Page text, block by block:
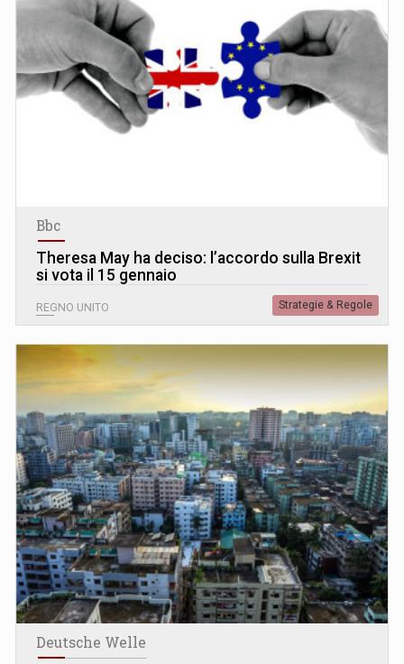
Bbc
Theresa May ha deciso: l’accordo sulla Brexit
si vota il 15 gennaio
REGNO UNITO Strategie & Regole
Deutsche Welle